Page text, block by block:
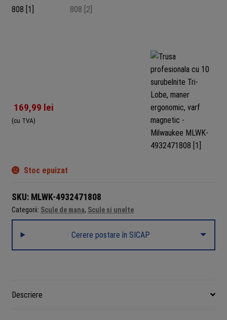
169,99 lei
(cu TVA)
Stoc epuizat
SKU: MLWK-4932471808
Categorii: Scule de mana, Scule si unelte
Cerere postare în SICAP
Descriere